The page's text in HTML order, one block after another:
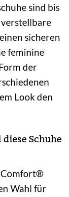
sind bis
sicheren
feminine
der
Look den
Schuhe
Comfort®
Wahl für